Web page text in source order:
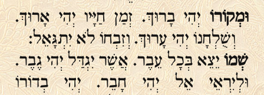
וּמְקוֹרוֹיְהִי בָרוּךְ. זְמַן חַיָּיו יְהִי אָרוּךְ.
וְשֻׁלְחָנוֹ יְהִי עָרוּךְ. וְזִבְחוֹ לֹא יִתְגָּאֵל:
שְׁמוֹיֵצֵא בְּכָל עֵבֶר. אֲשֶׁר יִגְדַּל יְהִי גֶבֶר.
וּלְיִרְאֵי אֵל יְהִי חָבֵר. יְהִי בְדוֹרוֹ